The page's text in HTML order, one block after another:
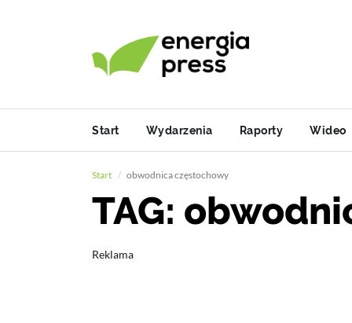
Start Wydarzenia Raporty Wideo
Start obwodnica częstochowy
TAG:
Reklama